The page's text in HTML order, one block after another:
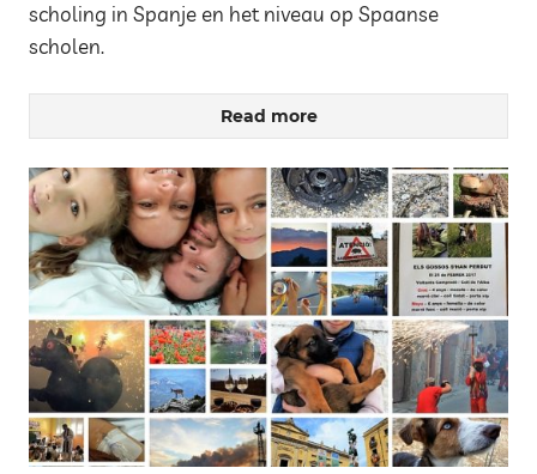
scholing in Spanje en het niveau op Spaanse
scholen.
Read more